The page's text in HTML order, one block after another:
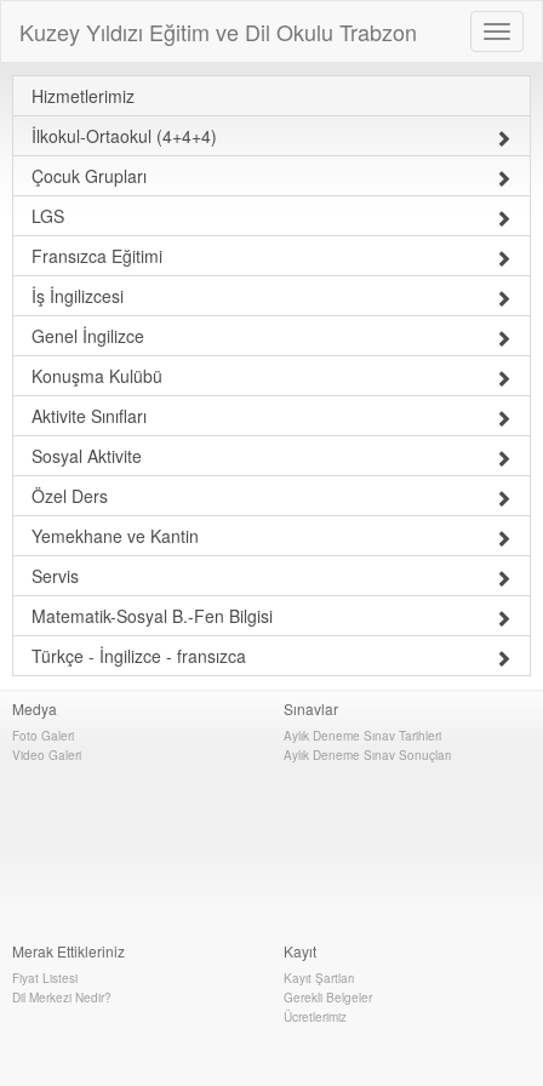
Kuzey Yıldızı Eğitim ve Dil Okulu Trabzon
Hizmetlerimiz
İlkokul-Ortaokul (4+4+4)
Çocuk Grupları
LGS
Fransızca Eğitimi
İş İngilizcesi
Genel İngilizce
Konuşma Kulübü
Aktivite Sınıfları
Sosyal Aktivite
Özel Ders
Yemekhane ve Kantin
Servis
Matematik-Sosyal B.-Fen Bilgisi
Türkçe - İngilizce - fransızca
Medya
Foto Galeri
Video Galeri
Sınavlar
Aylık Deneme Sınav Tarihleri
Aylık Deneme Sınav Sonuçları
Merak Ettikleriniz
Fiyat Listesi
Dil Merkezi Nedir?
Kayıt
Kayıt Şartları
Gerekli Belgeler
Ücretlerimiz